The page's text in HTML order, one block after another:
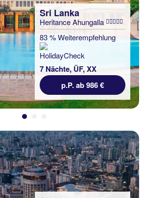
Sri Lanka
Heritance Ahungalla
83 % Weiterempfehlung
7 Nächte, ÜF, XX
p.P. ab 986 €